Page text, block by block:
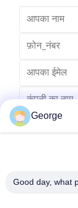
George
Good day, what